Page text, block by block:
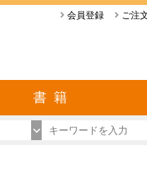
ご注
会員登録
書 籍